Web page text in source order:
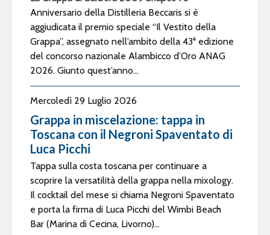
Anniversario della Distilleria Beccaris si è
aggiudicata il premio speciale “Il Vestito della
Grappa”, assegnato nell’ambito della 43ª edizione
del concorso nazionale Alambicco d’Oro ANAG
2026. Giunto quest’anno...
Mercoledì 29 Luglio 2026
Grappa in miscelazione: tappa in
Toscana con il Negroni Spaventato di
Luca Picchi
Tappa sulla costa toscana per continuare a
scoprire la versatilità della grappa nella mixology.
Il cocktail del mese si chiama Negroni Spaventato
e porta la firma di Luca Picchi del Wimbi Beach
Bar (Marina di Cecina, Livorno)...